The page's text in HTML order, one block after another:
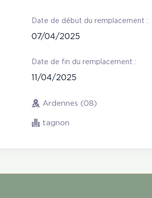
Date de début du remplacement :
07/04/2025
Date de fin du remplacement :
11/04/2025
Ardennes (08)
tagnon